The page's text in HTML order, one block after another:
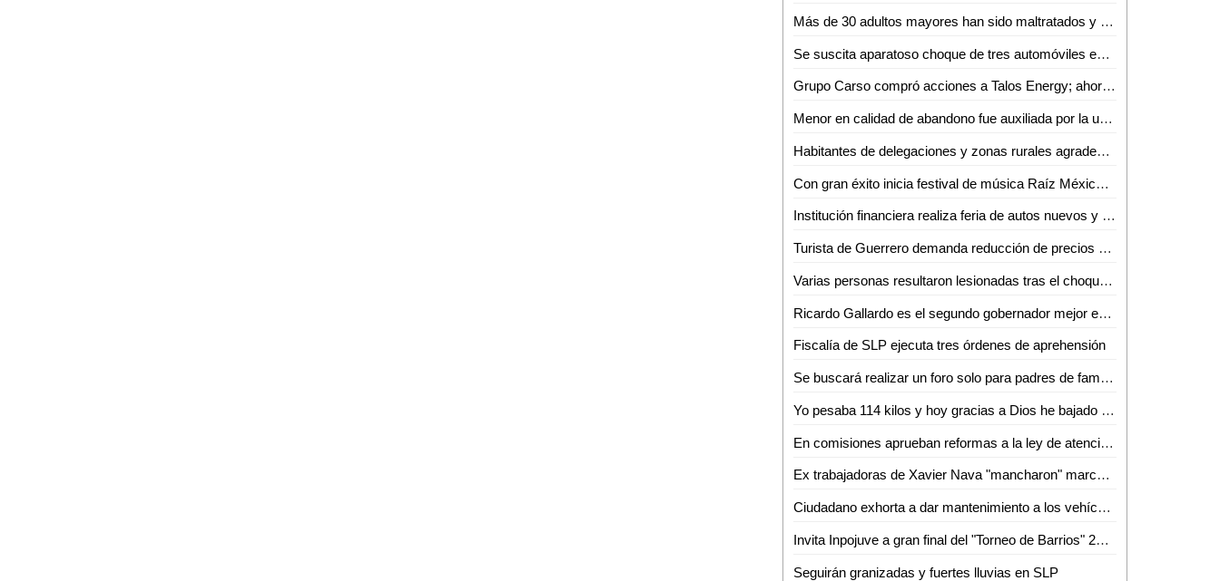
Más de 30 adultos mayores han sido maltratados y abandonados por sus hijos en Ciudad Valles
Se suscita aparatoso choque de tres automóviles en la zona centro de Ciudad Valles
Grupo Carso compró acciones a Talos Energy; ahora se producirán hasta 180 mil barriles de petróleo en Zama
Menor en calidad de abandono fue auxiliada por la unidad de género de Guardia Civil Estatal
Habitantes de delegaciones y zonas rurales agradecen apoyos del DIF Municipal de la Capital
Con gran éxito inicia festival de música Raíz México en el altiplano potosino
Institución financiera realiza feria de autos nuevos y seminuevos en Ciudad Valles
Turista de Guerrero demanda reducción de precios en los parajes turísticos de Tamasopo
Varias personas resultaron lesionadas tras el choque de un transporte de personal y un tráiler
Ricardo Gallardo es el segundo gobernador mejor evaluado de México
Fiscalía de SLP ejecuta tres órdenes de aprehensión
Se buscará realizar un foro solo para padres de familia a fin de erradicar la violencia en los hogares: Romeo Aguilar
Yo pesaba 114 kilos y hoy gracias a Dios he bajado de peso y estoy sano: José Luis Gómez
En comisiones aprueban reformas a la ley de atención y apoyo a migrantes del estado: Dip. José Ramón Torres García
Ex trabajadoras de Xavier Nava "mancharon" marcha de enfermeras: Gabino Morales
Ciudadano exhorta a dar mantenimiento a los vehículos para evitar accidentes
Invita Inpojuve a gran final del "Torneo de Barrios" 2023
Seguirán granizadas y fuertes lluvias en SLP